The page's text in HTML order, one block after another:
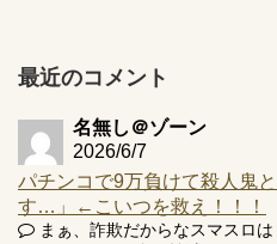
プ報告あり！弱予告...
井の軽い絆？
最近のコメント
名無し＠ゾーン
2026/6/7
パチンコで9万負けて殺人鬼
す…」←こいつを救え！！！
まぁ、詐欺だからなスマスロ